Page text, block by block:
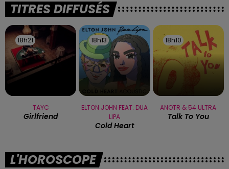
TITRES DIFFUSÉS
18h21
18h21
TAYC
Girlfriend
18h13
18h13
ELTON JOHN FEAT. DUA
LIPA
Cold Heart
18h10
18h10
ANOTR & 54 ULTRA
Talk To You
L'HOROSCOPE